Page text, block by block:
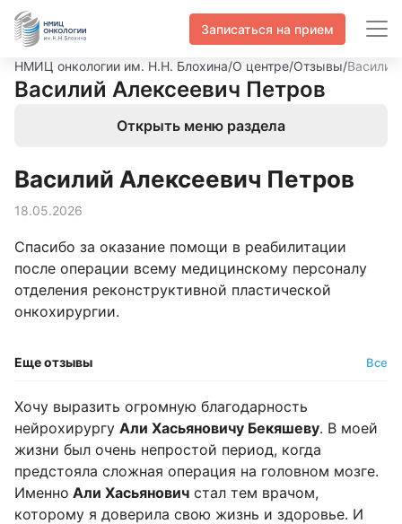
Записаться на прием
НМИЦ онкологии им. Н.Н. Блохина/О центре/Отзывы/
Василий Алексеевич Петров
Открыть меню раздела
Василий Алексеевич Петров
18.05.2026
Спасибо за оказание помощи в реабилитации
после операции всему медицинскому персоналу
отделения реконструктивной пластической
онкохирургии.
Еще отзывы Все
Хочу выразить огромную благодарность
нейрохирургу Али Хасьяновичу Бекяшеву. В моей
жизни был очень непростой период, когда
предстояла сложная операция на головном мозге.
Именно Али Хасьянович стал тем врачом,
которому я доверила свою жизнь и здоровье. И